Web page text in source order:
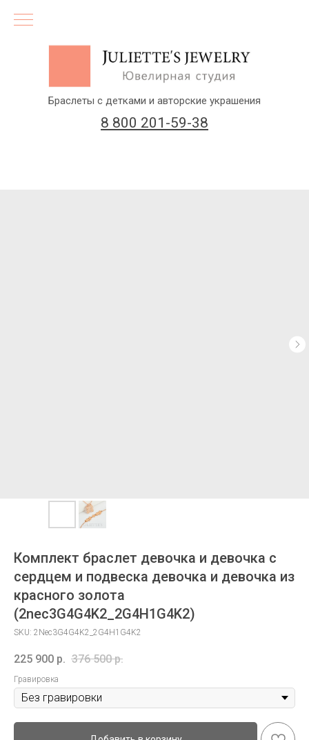
8 800 201-59-38
Браслеты с детками и авторские украшения
Комплект браслет девочка и девочка с
сердцем и подвеска девочка и девочка из
красного золота
(2nec3G4G4K2_2G4H1G4K2)
SKU: 2Nec3G4G4K2_2G4H1G4K2
225 900 р. 376 500 р.
Гравировка